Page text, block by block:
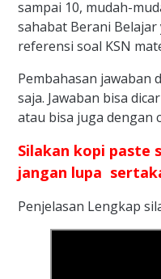
sampai 10, mudah-
sahabat Berani
referensi soal KSN
Pembahasan jawaban
saja. Jawaban bisa
atau bisa juga dengan
Silakan kopi paste
jangan lupa
Penjelasan Lengkap